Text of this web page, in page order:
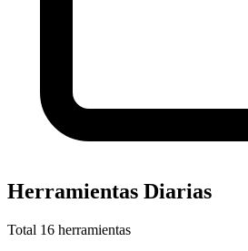
Herramientas Diarias
Total 16 herramientas